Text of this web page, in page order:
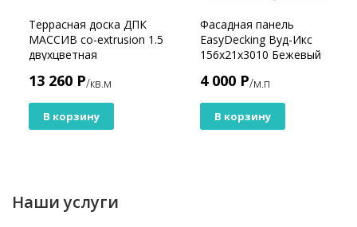
Террасная доска ДПК
МАССИВ co-extrusion 1.5
двухцветная
Dark
13 260 Р/кв.м
В корзину
Фасадная панель
EasyDecking Вуд-Икс
156х21х3010 Бежевый
4 000 Р/м.п
В корзину
Наши услуги